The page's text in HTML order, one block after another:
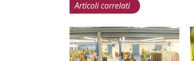
Articoli correlati